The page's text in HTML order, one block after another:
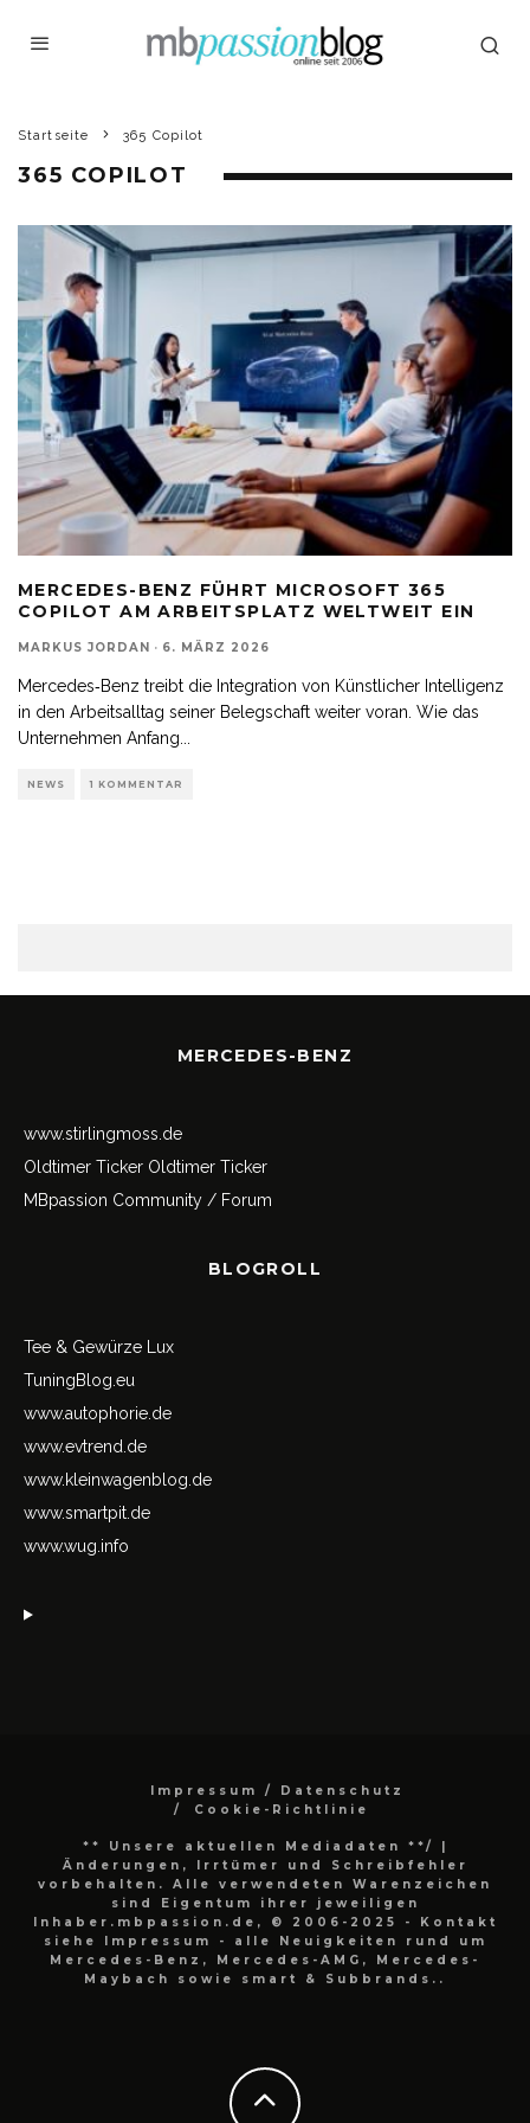
Startseite 365 Copilot
365 COPILOT
MERCEDES-BENZ FÜHRT MICROSOFT 365
COPILOT AM ARBEITSPLATZ WELTWEIT EIN
MARKUS JORDAN · 6. MÄRZ 2026
Mercedes‑Benz treibt die Integration von Künstlicher Intelligenz
in den Arbeitsalltag seiner Belegschaft weiter voran. Wie das
Unternehmen Anfang
NEWS 1 KOMMENTAR
MERCEDES-BENZ
www.stirlingmoss.de
Oldtimer Ticker Oldtimer Ticker
MBpassion Community / Forum
BLOGROLL
Tee & Gewürze Lux
TuningBlog.eu
www.autophorie.de
www.evtrend.de
www.kleinwagenblog.de
www.smartpit.de
www.wug.info
Impressum / Datenschutz
Cookie-Richtlinie
** Unsere aktuellen Mediadaten **/
|
Änderungen, Irrtümer und Schreibfehler
vorbehalten. Alle verwendeten Warenzeichen
sind Eigentum ihrer jeweiligen
Inhaber.mbpassion.de, © 2006-2025 - Kontakt
siehe Impressum - alle Neuigkeiten rund um
Mercedes-Benz, Mercedes-AMG, Mercedes-
Maybach sowie smart & Subbrands..